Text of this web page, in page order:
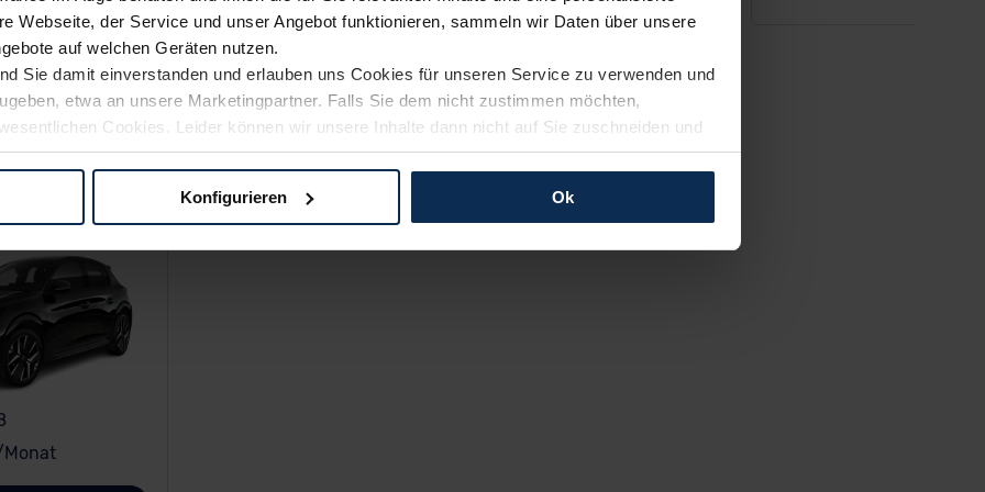
Webseite, der Service und unser Angebot funktionieren, sammeln wir Daten über unsere
auf welchen Geräten nutzen.
Sie damit einverstanden und erlauben uns Cookies für unseren Service zu verwenden und
etwa an unsere Marketingpartner. Falls Sie dem nicht zustimmen möchten,
Cookies. Leider können wir unsere Inhalte dann nicht auf Sie zuschneiden und
Weg zu Ihrem Neuwagen unterstützen. Sie können die Einstellungen jederzeit anpassen
außerhalb der EU zu übermitteln oder dort verarbeiten zu lassen. Soweit eine
der EU erfolgt, erfolgt dies ausschließlich auf der Grundlage eines
der EU-Kommission (Art. 45 Abs. 1 DSGVO), von Standarddatenschutzklauseln (Art. 46
Sie hierzu Ihre Einwilligung freiwillig erteilen. Nähere Informationen zu den bestehenden
über den Kontakt zu unserem Datenschutzbeauftragten unter datenschutz@meinauto.de
Konfigurieren Ok